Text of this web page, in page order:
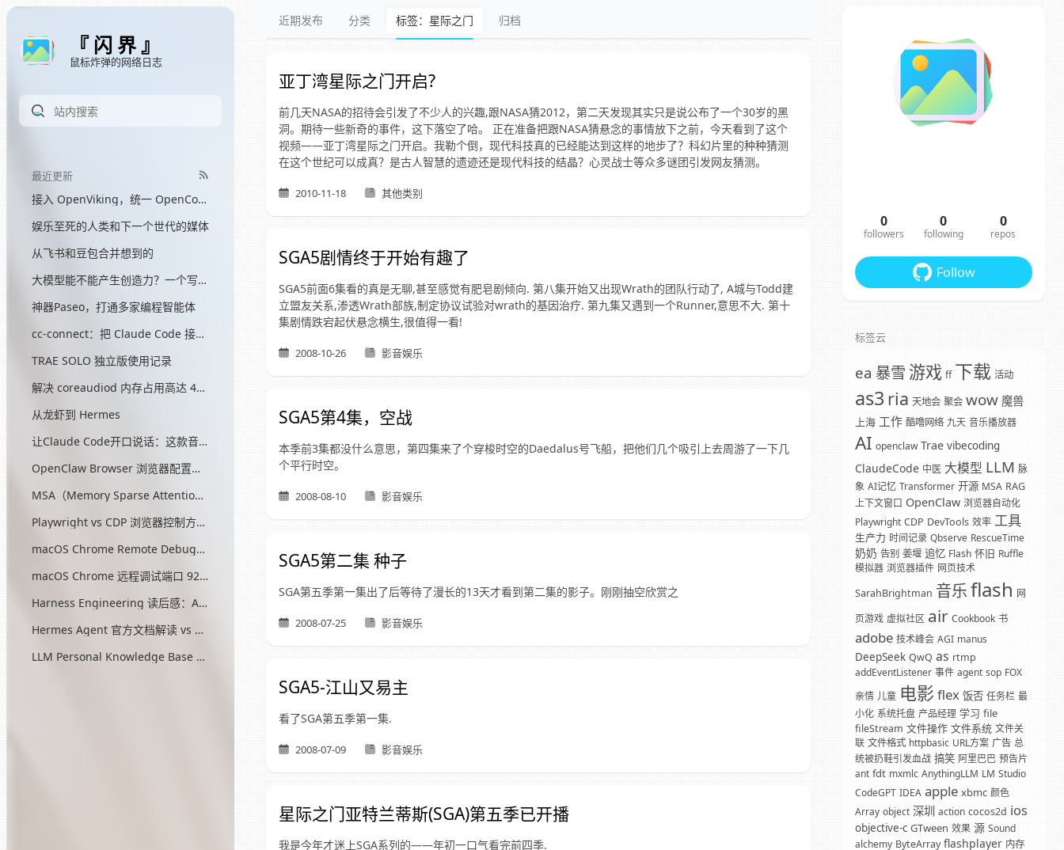
『 闪 界 』
鼠标炸弹的网络日志
最近更新
接入 OpenViking，统一 OpenCode 和 Hermes 的记忆
娱乐至死的人类和下一个世代的媒体
从飞书和豆包合并想到的
大模型能不能产生创造力？一个写了三个月网文的程序员的答案
神器Paseo，打通多家编程智能体
cc-connect：把 Claude Code 接入飞书
TRAE SOLO 独立版使用记录
解决 coreaudiod 内存占用高达 45G 的问题
从龙虾到 Hermes
让Claude Code开口说话：这款音效插件让我把编程玩成了游戏
OpenClaw Browser 浏览器配置指南
MSA（Memory Sparse Attention）— 突破 AI 记忆瓶颈的开源方案
Playwright vs CDP 浏览器控制方式对比
macOS Chrome Remote Debugging 配置
macOS Chrome 远程调试端口 9222 启动问题与最终解决方案
Harness Engineering 读后感：AI工程的第三次范式转移
Hermes Agent 官方文档解读 vs OpenClaw
LLM Personal Knowledge Base Pattern (Karpathy)
近期发布 分类 标签：星际之门 归档
亚丁湾星际之门开启?
前几天NASA的招待会引发了不少人的兴趣,跟NASA猜2012，第二天发现其实只是说公布了一个30岁的黑
洞。期待一些新奇的事件，这下落空了哈。 正在准备把跟NASA猜悬念的事情放下之前，今天看到了这个
视频——亚丁湾星际之门开启。我勒个倒，现代科技真的已经能达到这样的地步了？科幻片里的种种猜测
在这个世纪可以成真？是古人智慧的遗迹还是现代科技的结晶？心灵战士等众多谜团引发网友猜测。
2010-11-18 其他类别
SGA5剧情终于开始有趣了
SGA5前面6集看的真是无聊,甚至感觉有肥皂剧倾向. 第八集开始又出现Wrath的团队行动了, A城与Todd建
立盟友关系,渗透Wrath部族,制定协议试验对wrath的基因治疗. 第九集又遇到一个Runner,意思不大. 第十
集剧情跌宕起伏悬念横生,很值得一看!
2008-10-26 影音娱乐
SGA5第4集，空战
本季前3集都没什么意思，第四集来了个穿梭时空的Daedalus号飞船，把他们几个吸引上去周游了一下几
个平行时空。
2008-08-10 影音娱乐
SGA5第二集 种子
SGA第五季第一集出了后等待了漫长的13天才看到第二集的影子。刚刚抽空欣赏之
2008-07-25 影音娱乐
SGA5-江山又易主
看了SGA第五季第一集.
2008-07-09 影音娱乐
星际之门亚特兰蒂斯(SGA)第五季已开播
我是今年才迷上SGA系列的——年初一口气看完前四季.
0
followers
0
following
0
repos
Follow
标签云
ea 暴雪 游戏 ff 下载 活动
as3 ria 天地会 聚会 wow 魔兽
上海 工作 酷噜网络 九天 音乐播放器
AI openclaw Trae vibecoding
ClaudeCode 中医 大模型 LLM 脉
象 AI记忆 Transformer 开源 MSA RAG
上下文窗口 OpenClaw 浏览器自动化
Playwright CDP DevTools 效率 工具
生产力 时间记录 Qbserve RescueTime
奶奶 告别 姜堰 追忆 Flash 怀旧 Ruffle
模拟器 浏览器插件 网页技术
SarahBrightman 音乐flash 网
页游戏 虚拟社区 air Cookbook 书
adobe 技术峰会 AGI manus
DeepSeek QwQ as rtmp
addEventListener 事件 agent sop FOX
亲情 儿童 电影 flex 饭否 任务栏 最
小化 系统托盘 产品经理 学习 file
fileStream 文件操作 文件系统 文件关
联 文件格式 httpbasic URL方案 广告 总
统被扔鞋引发血战 搞笑 阿里巴巴 预告片
ant fdt mxmlc AnythingLLM LM Studio
CodeGPT IDEA apple xbmc 颜色
Array object 深圳 action cocos2d ios
objective-c GTween 效果 源 Sound
alchemy ByteArray flashplayer 内存